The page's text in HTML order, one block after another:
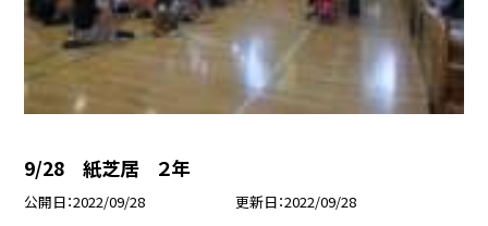
9/28 紙芝居 ２年
公開日 2022/09/28 更新日 2022/09/28